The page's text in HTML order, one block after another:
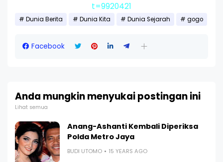
t=9920421
Dunia Berita Dunia Kita Dunia Sejarah gogo
Facebook
Anda mungkin menyukai postingan ini
Lihat semua
Anang-Ashanti Kembali Diperiksa
Polda Metro Jaya
BUDI UTOMO 15 YEARS AGO